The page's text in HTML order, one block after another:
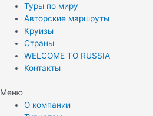
Туры по миру
Авторские маршруты
Круизы
Страны
WELCOME TO RUSSIA
Контакты
Меню
О компании